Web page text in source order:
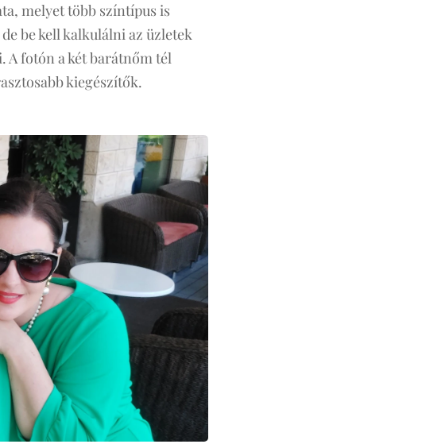
melyet több színtípus is
be kell kalkulálni az üzletek
A fotón a két barátnőm tél
kiegészítők.